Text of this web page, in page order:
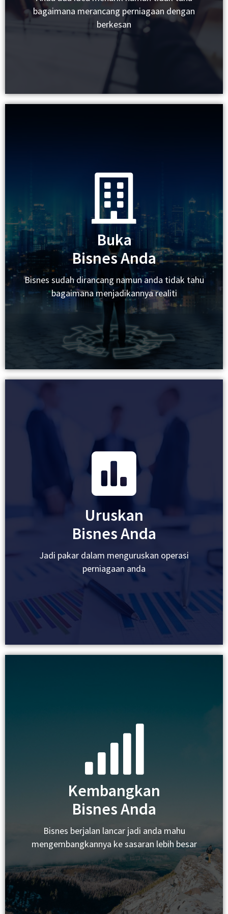
bagaimana merancang perniagaan dengan
berkesan
Buka
Bisnes Anda
Bisnes sudah dirancang namun anda tidak tahu
bagaimana menjadikannya realiti
Membuka Akaun Perniagaan
Uruskan
Bisnes Anda
Jadi pakar dalam menguruskan operasi
perniagaan anda
Pengurusan Kewangan
Pembelian Aset Dan Peralatan
Melantik Dan Menguruskan Pekerja
Pematuhan Undang-Undang
Pemasaran Dan Jualan
Kembangkan
Bisnes Anda
Bisnes berjalan lancar jadi anda mahu
mengembangkannya ke sasaran lebih besar
Bisnes Anda
Dapatkan Lebih Banyak Dana
Kembangkan Ke Lokasi Baru
Kembangkan Team
Bisnes
Ramai orang nak buat bisnes, tapi ramai orang tak tahu
macam mana nak mulakannya. Ada juga yang
lakukan bisnes secara sekerat jalan. Sakit kepala
memikirkan solusi untuk survive. Apa puncanya? Bisnes